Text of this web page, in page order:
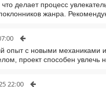
что делает процесс
жанра.
опыт с новыми механиками
проект способен
22:00